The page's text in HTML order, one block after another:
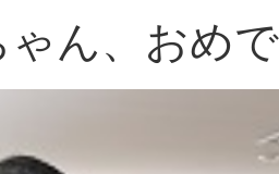
ゃん、おめ